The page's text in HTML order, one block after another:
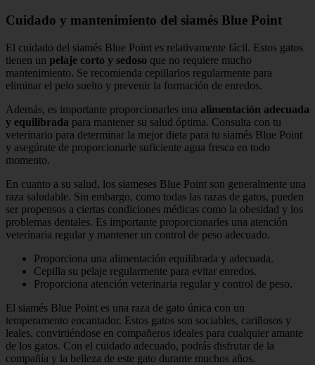
Cuidado y mantenimiento del siamés Blue Point
El cuidado del siamés Blue Point es relativamente fácil. Estos gatos
tienen un pelaje corto y sedoso que no requiere mucho
mantenimiento. Se recomienda cepillarlos regularmente para
eliminar el pelo suelto y prevenir la formación de enredos.
Además, es importante proporcionarles una alimentación adecuada
y equilibrada para mantener su salud óptima. Consulta con tu
veterinario para determinar la mejor dieta para tu siamés Blue Point
y asegúrate de proporcionarle suficiente agua fresca en todo
momento.
En cuanto a su salud, los siameses Blue Point son generalmente una
raza saludable. Sin embargo, como todas las razas de gatos, pueden
ser propensos a ciertas condiciones médicas como la obesidad y los
problemas dentales. Es importante proporcionarles una atención
veterinaria regular y mantener un control de peso adecuado.
Proporciona una alimentación equilibrada y adecuada.
Cepilla su pelaje regularmente para evitar enredos.
Proporciona atención veterinaria regular y control de peso.
El siamés Blue Point es una raza de gato única con un
temperamento encantador. Estos gatos son sociables, cariñosos y
leales, convirtiéndose en compañeros ideales para cualquier amante
de los gatos. Con el cuidado adecuado, podrás disfrutar de la
compañía y la belleza de este gato durante muchos años.